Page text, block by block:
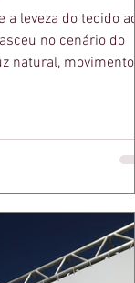
leveza do tecido ao
no cenário do
natural, movimento e
o vento e
Cada dobra do
luz sobre a pe